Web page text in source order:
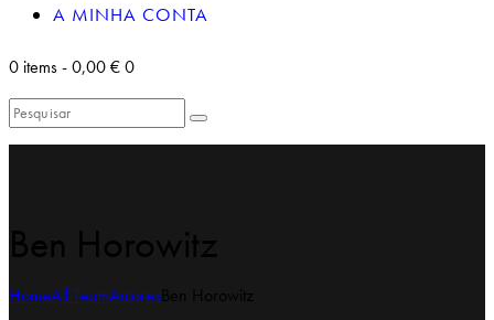
A MINHA CONTA
0 items-0,00 €0
HomeAll TeamAutores